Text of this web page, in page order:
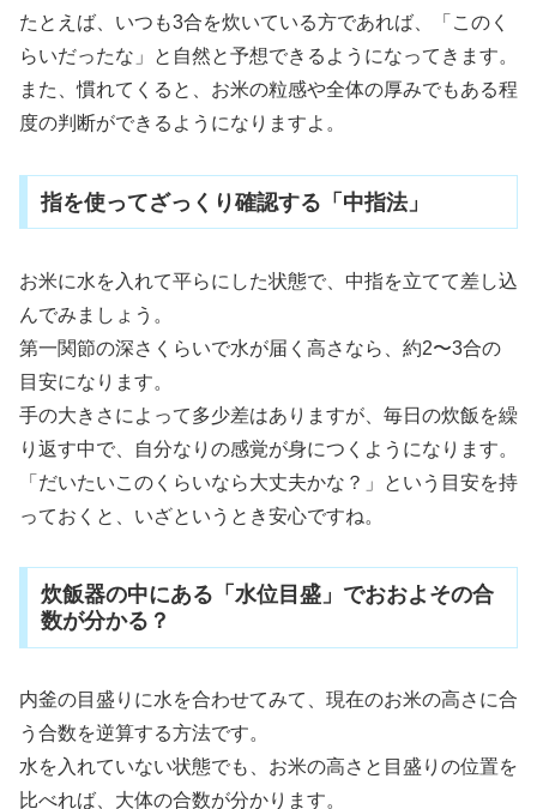
たとえば、いつも3合を炊いている方であれば、「このく
らいだったな」と自然と予想できるようになってきます。
また、慣れてくると、お米の粒感や全体の厚みでもある程
度の判断ができるようになりますよ。
指を使ってざっくり確認する「中指法」
お米に水を入れて平らにした状態で、中指を立てて差し込
んでみましょう。
第一関節の深さくらいで水が届く高さなら、約2〜3合の
目安になります。
手の大きさによって多少差はありますが、毎日の炊飯を繰
り返す中で、自分なりの感覚が身につくようになります。
「だいたいこのくらいなら大丈夫かな？」という目安を持
っておくと、いざというとき安心ですね。
炊飯器の中にある「水位目盛」でおおよその合
数が分かる？
内釜の目盛りに水を合わせてみて、現在のお米の高さに合
う合数を逆算する方法です。
水を入れていない状態でも、お米の高さと目盛りの位置を
比べれば、大体の合数が分かります。